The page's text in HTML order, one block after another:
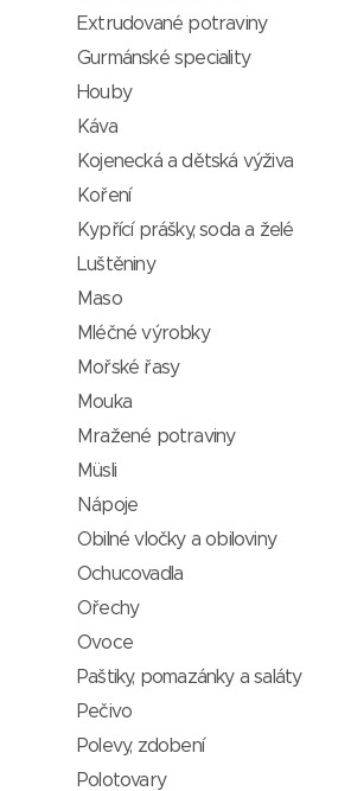
Extrudované potraviny
Gurmánské speciality
Houby
Káva
Kojenecká a dětská výživa
Koření
Kypřící prášky, soda a želé
Luštěniny
Maso
Mléčné výrobky
Mořské řasy
Mouka
Mražené potraviny
Müsli
Nápoje
Obilné vločky a obiloviny
Ochucovadla
Ořechy
Ovoce
Paštiky, pomazánky a saláty
Pečivo
Polevy, zdobení
Polotovary